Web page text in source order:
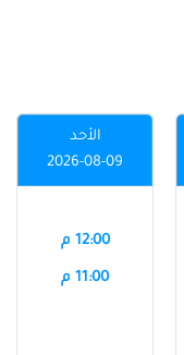
الأحد
2026-08-09
12:00 م
11:00 م